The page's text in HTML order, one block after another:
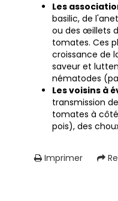
Les
basilic, de
ou des œillets
tomates. Ces
croissance de
saveur et
nématodes
Les voisins à
transmission
tomates à
pois), des
Imprimer